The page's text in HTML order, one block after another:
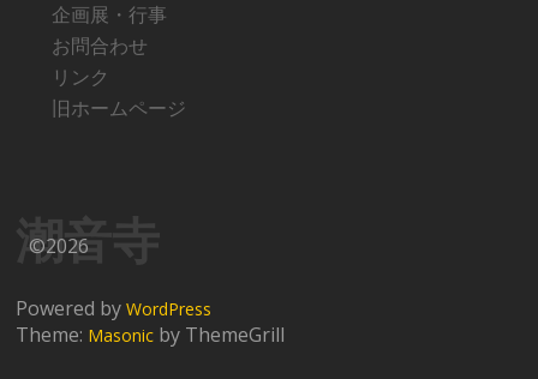
企画展・行事
お問合わせ
リンク
旧ホームページ
潮音寺
©2026
Powered byWordPress
Theme: Masonic by ThemeGrill